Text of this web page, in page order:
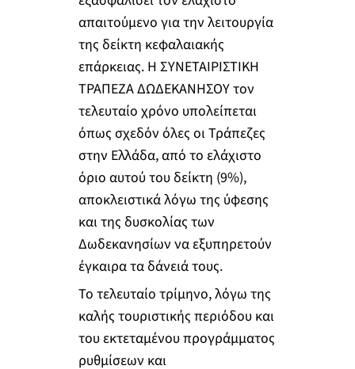
απαιτούμενο για την λειτουργία
της δείκτη κεφαλαιακής
επάρκειας. Η ΣΥΝΕΤΑΙΡΙΣΤΙΚΗ
ΤΡΑΠΕΖΑ ΔΩΔΕΚΑΝΗΣΟΥ τον
τελευταίο χρόνο υπολείπεται
όπως σχεδόν όλες οι Τράπεζες
στην Ελλάδα, από το ελάχιστο
όριο αυτού του δείκτη (9%),
αποκλειστικά λόγω της ύφεσης
και της δυσκολίας των
Δωδεκανησίων να εξυπηρετούν
έγκαιρα τα δάνειά τους.
Το τελευταίο τρίμηνο, λόγω της
καλής τουριστικής περιόδου και
του εκτεταμένου προγράμματος
ρυθμίσεων και